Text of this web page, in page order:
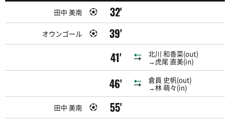
田中 美南 32'
オウンゴール
39'
41'
北川 和香菜(out)
→虎尾 直美(in)
46' 倉員 史帆(out)
→林 萌々(in)
田中 美南
55'